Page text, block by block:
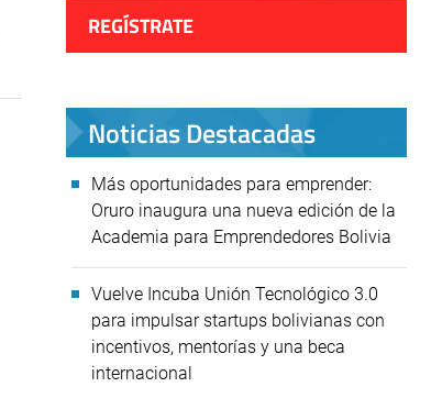
REGÍSTRATE
Noticias Destacadas
Más oportunidades para emprender:
Oruro inaugura una nueva edición de la
Academia para Emprendedores Bolivia
Vuelve Incuba Unión Tecnológico 3.0
para impulsar startups bolivianas con
incentivos, mentorías y una beca
internacional